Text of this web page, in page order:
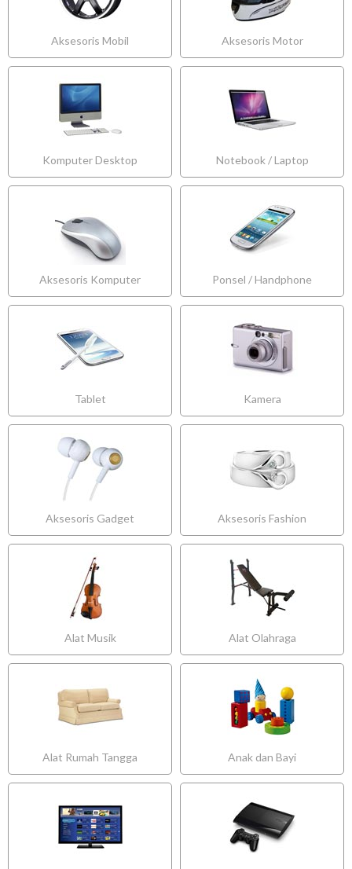
Aksesoris Mobil Aksesoris Motor
Komputer Desktop Notebook / Laptop
Aksesoris Komputer Ponsel / Handphone
Tablet Kamera
Aksesoris Gadget Aksesoris Fashion
Alat Musik Alat Olahraga
Alat Rumah Tangga Anak dan Bayi